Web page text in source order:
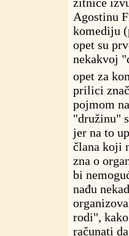
Agostinu
komediju
opet su
nekakvoj
opet za
prilici
pojmom
"družinu"
jer na to
člana koji
zna o
bi
nađu
rodi",
računati